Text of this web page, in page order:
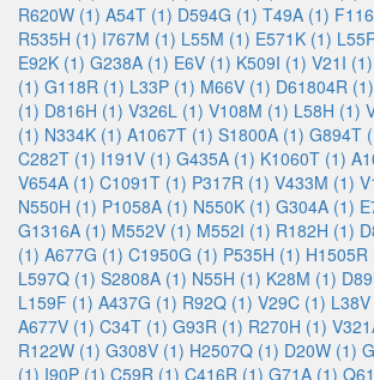
R620W (1) A54T (1) D594G (1) T49A (1)
R535H (1) I767M (1) L55M (1) E571K (1)
E92K (1) G238A (1) E6V (1) K509I (1) V21I (1)
(1) G118R (1) L33P (1) M66V (1) D61804R (1)
(1) D816H (1) V326L (1) V108M (1) L58H (1)
(1) N334K (1) A1067T (1) S1800A (1) G894T
C282T (1) I191V (1) G435A (1) K1060T (1)
V654A (1) C1091T (1) P317R (1) V433M (1)
N550H (1) P1058A (1) N550K (1) G304A (1)
G1316A (1) M552V (1) M552I (1) R182H (1)
(1) A677G (1) C1950G (1) P535H (1) H1505R
L597Q (1) S2808A (1) N55H (1) K28M (1)
L159F (1) A437G (1) R92Q (1) V29C (1)
A677V (1) C34T (1) G93R (1) R270H (1)
R122W (1) G308V (1) H2507Q (1) D20W (1)
(1) I90P (1) C59R (1) C416R (1) G71A (1)